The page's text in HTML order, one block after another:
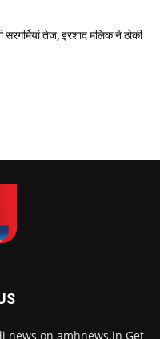
सरगर्मियां तेज, इरशाद मलिक ने ठोकी
news on amhnews.in Get